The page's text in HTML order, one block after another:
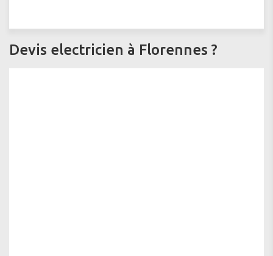
Devis electricien à Florennes ?